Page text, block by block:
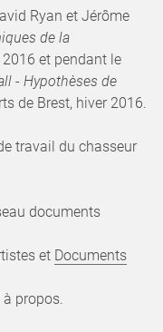
Ryan et Jérôme
de la
2016 et pendant le
- Hypothèses de
de Brest, hiver 2016.
travail du chasseur
documents
et Documents
propos.